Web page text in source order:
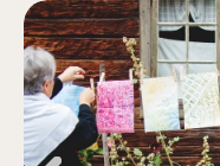
Bergbanan har
öppet under
påsken, helger i
april och därefter